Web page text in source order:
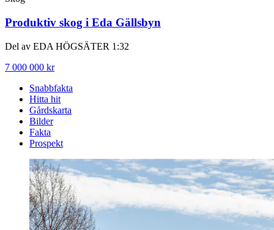
Produktiv skog i Eda Gällsbyn
Del av EDA HÖGSÄTER 1:32
7 000 000 kr
Snabbfakta
Hitta hit
Gårdskarta
Bilder
Fakta
Prospekt